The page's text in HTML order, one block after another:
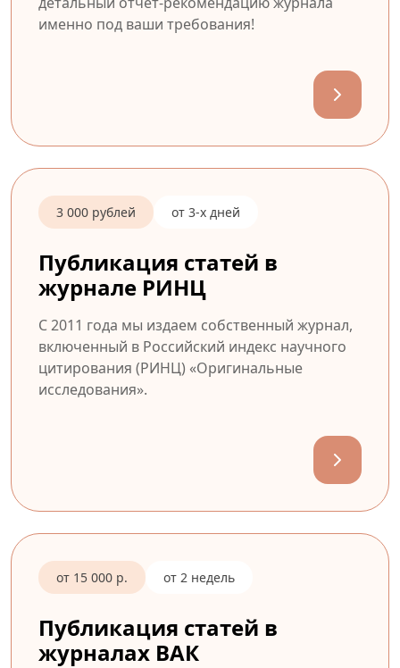
именно под ваши требования!
3 000 рублей от 3-х дней
Публикация статей в
журнале РИНЦ
С 2011 года мы издаем собственный журнал,
включенный в Российский индекс научного
цитирования (РИНЦ) «Оригинальные
исследования».
от 15 000 р. от 2 недель
Публикация статей в
журналах ВАК